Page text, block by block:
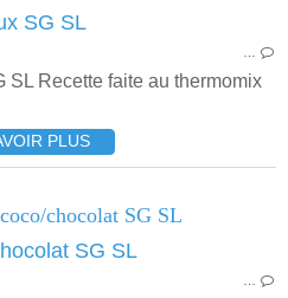
SL Recette faite au thermomix
PLUS
chocolat SG SL